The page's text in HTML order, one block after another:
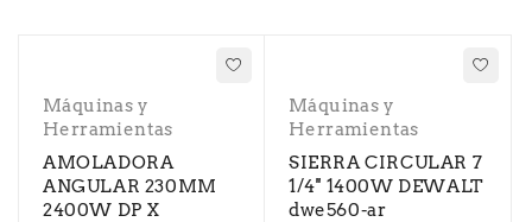
Máquinas y
Herramientas
AMOLADORA
ANGULAR 230MM
2400W DP X
Máquinas y
Herramientas
SIERRA CIRCULAR 7
1/4'' 1400W DEWALT
dwe560-ar